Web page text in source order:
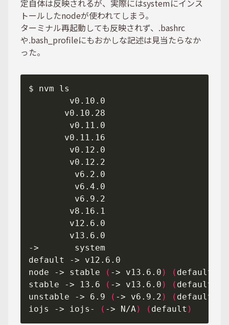
定自体は反映されるが、実際にはsystemにインス
トールしたnodeが使われてしまう。
ターミナル再起動しても反映されず、.bashrc
や.bash_profileにもおかしな記述は見当たらなか
った。
node -> stable
( -> v13.6.0 ) ( default
stable -> 13.6
( -> v13.6.0 ) ( default
unstable -> 6.9
( -> v6.9.2 ) ( default
iojs -> iojs-
( -> N/A) ( default )